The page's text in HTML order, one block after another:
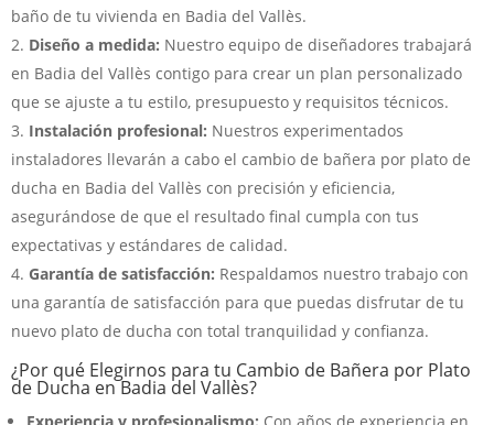
baño de tu vivienda en Badia del Vallès.
Diseño a medida: Nuestro equipo de diseñadores trabajará
en Badia del Vallès contigo para crear un plan personalizado
que se ajuste a tu estilo, presupuesto y requisitos técnicos.
Instalación profesional: Nuestros experimentados
instaladores llevarán a cabo el cambio de bañera por plato de
ducha en Badia del Vallès con precisión y eficiencia,
asegurándose de que el resultado final cumpla con tus
expectativas y estándares de calidad.
Garantía de satisfacción: Respaldamos nuestro trabajo con
una garantía de satisfacción para que puedas disfrutar de tu
nuevo plato de ducha con total tranquilidad y confianza.
¿Por qué Elegirnos para tu Cambio de Bañera por Plato
de Ducha en Badia del Vallès?